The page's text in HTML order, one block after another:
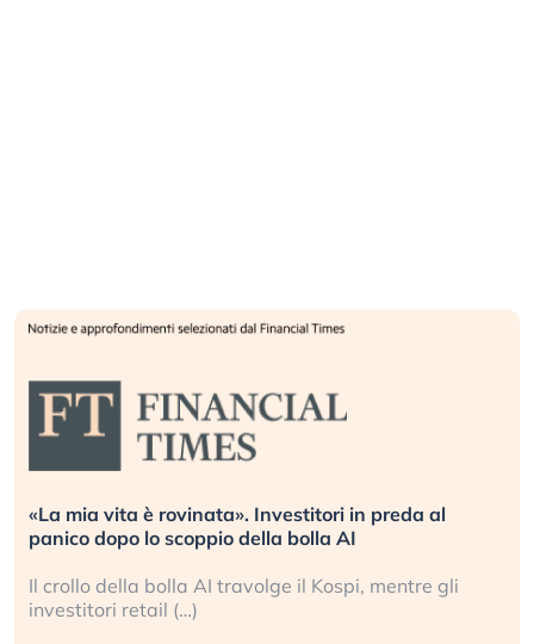
«La mia vita è rovinata». Investitori in preda al
panico dopo lo scoppio della bolla AI
Il crollo della bolla AI travolge il Kospi, mentre gli
investitori retail (…)